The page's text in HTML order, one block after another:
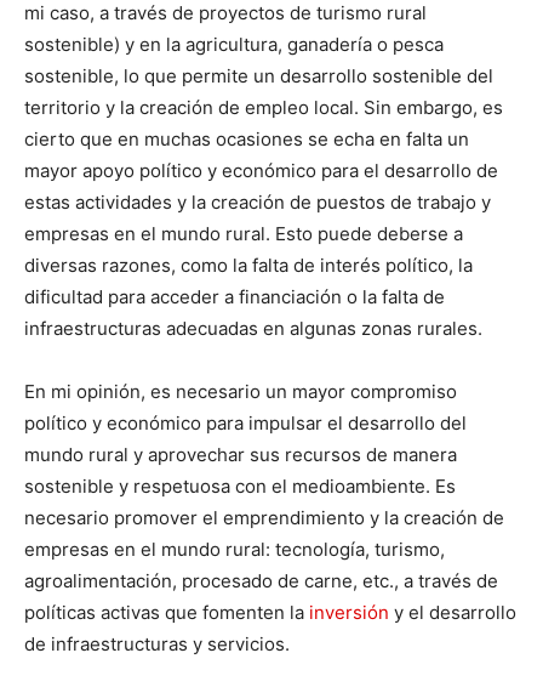
mi caso, a través de proyectos de turismo rural
sostenible) y en la agricultura, ganadería o pesca
sostenible, lo que permite un desarrollo sostenible del
territorio y la creación de empleo local. Sin embargo, es
cierto que en muchas ocasiones se echa en falta un
mayor apoyo político y económico para el desarrollo de
estas actividades y la creación de puestos de trabajo y
empresas en el mundo rural. Esto puede deberse a
diversas razones, como la falta de interés político, la
dificultad para acceder a financiación o la falta de
infraestructuras adecuadas en algunas zonas rurales.
En mi opinión, es necesario un mayor compromiso
político y económico para impulsar el desarrollo del
mundo rural y aprovechar sus recursos de manera
sostenible y respetuosa con el medioambiente. Es
necesario promover el emprendimiento y la creación de
empresas en el mundo rural: tecnología, turismo,
agroalimentación, procesado de carne, etc., a través de
políticas activas que fomenten la inversión y el desarrollo
de infraestructuras y servicios.